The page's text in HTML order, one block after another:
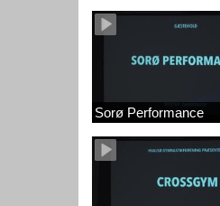
Sorø Performance